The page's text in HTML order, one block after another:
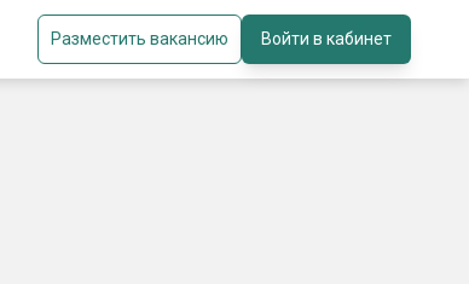
Разместить вакансию Войти в кабинет